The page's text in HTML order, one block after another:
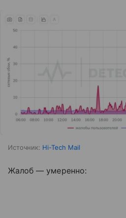
Источник: Hi-Tech Mail
Жалоб — умеренно: